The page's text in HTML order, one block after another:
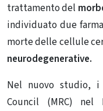
trattamento del
individuato due
morte delle cellule
neurodegenerative.
Nel nuovo studio, i
Council (MRC)